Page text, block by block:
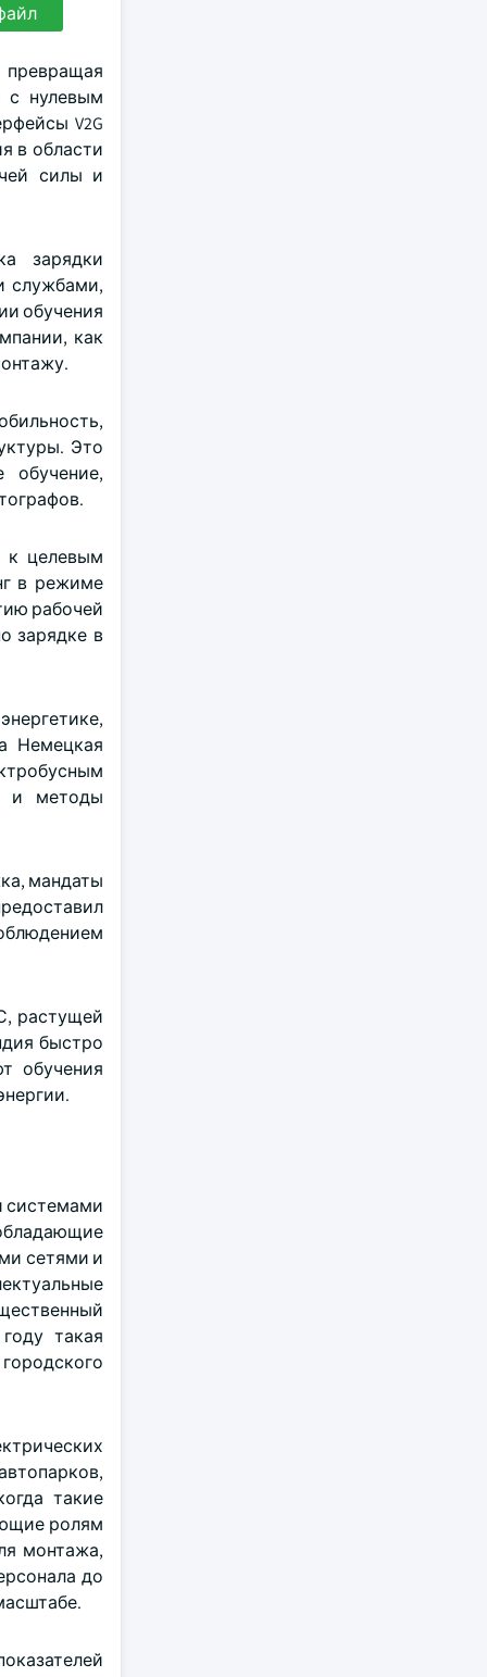
с нулевым
V2G
в области
силы и
зарядки
службами,
обучения
как
Это
к целевым
в режиме
рабочей
зарядке в
Немецкая
и методы
мандаты
растущей
быстро
обучения
системами
сетями и
такая
такие
ролям
монтажа,
до